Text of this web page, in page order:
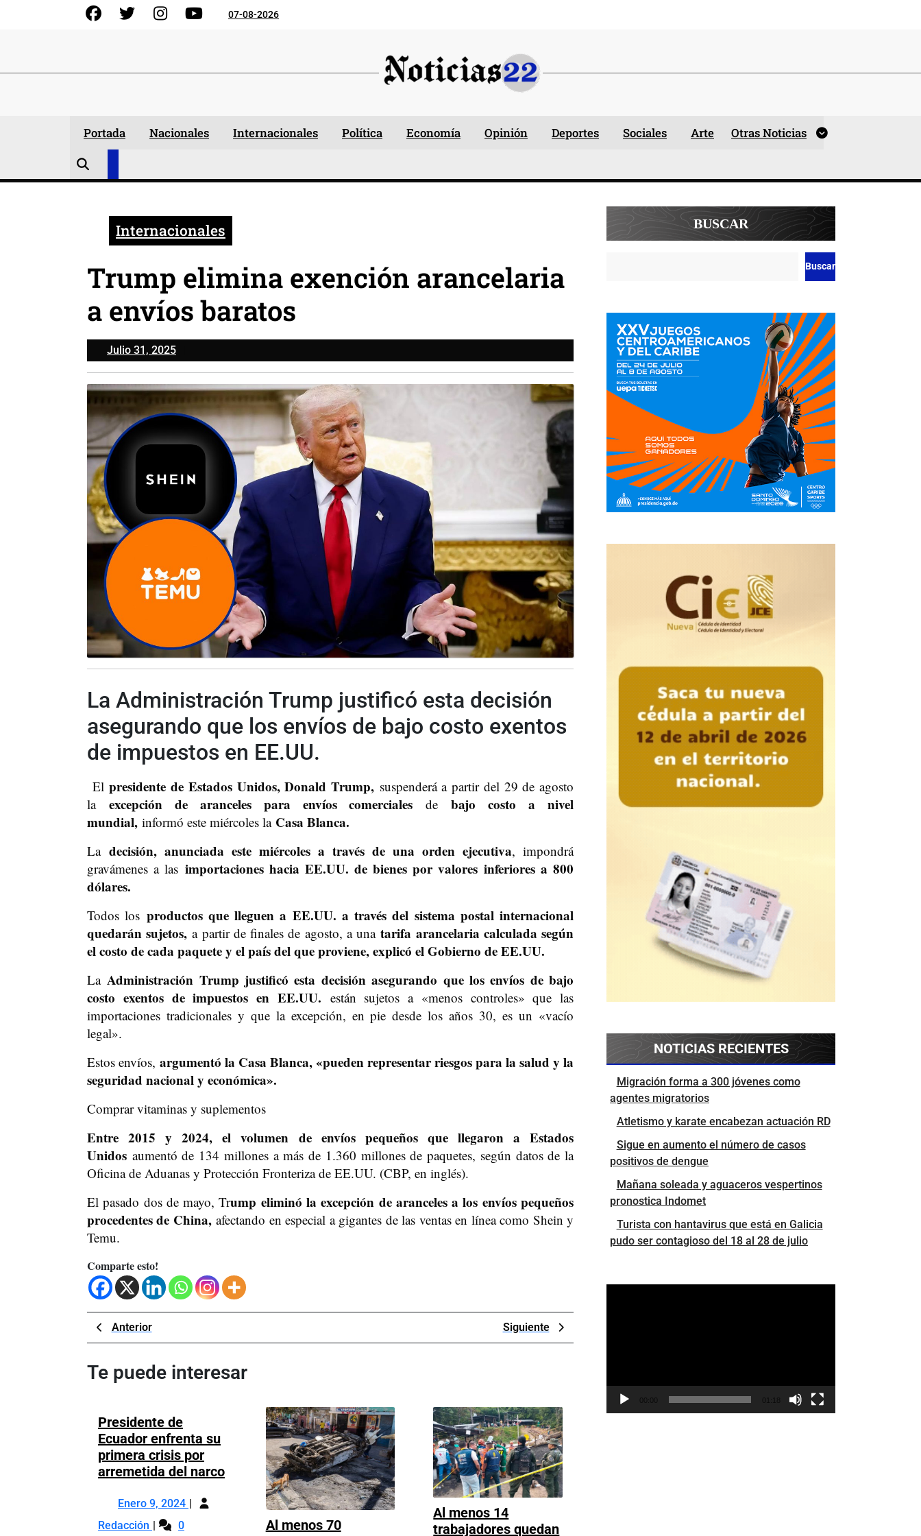
FacebookGorjeo InstagramYouTube07-08-2026
Portada Nacionales Internacionales Política Economía Opinión Deportes Sociales Arte Otras Noticias
Internacionales
Trump elimina exención arancelaria
a envíos baratos
Julio 31, 2025Julio
31,
2025
La Administración Trump justificó esta decisión
asegurando que los envíos de bajo costo exentos
de impuestos en EE.UU.
Elpresidente de Estados Unidos, Donald Trump, suspenderá a partir del 29 de agosto
la excepción de aranceles para envíos comerciales debajo costo a nivel
mundial, informó este miércoles la Casa Blanca.
La decisión, anunciada este miércoles a través de una orden ejecutiva, impondrá
gravámenes a las importaciones hacia EE.UU. de bienes por valores inferiores a 800
dólares.
Todos los productos que lleguen a EE.UU. a través del sistema postal internacional
quedarán sujetos, a partir de finales de agosto, a unatarifa arancelaria calculada según
el costo de cada paquete y el país del que proviene, explicó el Gobierno de EE.UU.
LaAdministración Trump justificó esta decisión asegurando que los envíos de bajo
costo exentos de impuestos en EE.UU. están sujetos a «menos controles» que las
importaciones tradicionales y que la excepción, en pie desde los años 30, es un «vacío
legal».
Estos envíos, argumentó la Casa Blanca, «pueden representar riesgos para la salud y la
seguridad nacional y económica».
Comprar vitaminas y suplementos
Entre 2015 y 2024, el volumen de envíos pequeños que llegaron a Estados
Unidos aumentó de 134 millones a más de 1.360 millones de paquetes, según datos de la
Oficina de Aduanas y Protección Fronteriza de EE.UU. (CBP, en inglés).
El pasado dos de mayo, Trump eliminó la excepción de aranceles a los envíos pequeños
procedentes de China,afectando en especial a gigantes de las ventas en línea como Shein y
Temu.
Comparte esto!
Navegación
de
entradas
AnteriorPrevious
Post
Siguiente
Post
Te puede interesar
Presidente de
Ecuador enfrenta su
primera crisis por
arremetida del narcoPresidente
Ecuador
enfrenta
Enero 9, 2024 Enero
Redacción Presidente
0
Al menos 70
Al menos 14
trabajadores quedan
BUSCAR
Buscar
NOTICIAS RECIENTES
Migración forma a 300 jóvenes como
agentes migratorios
Atletismo y karate encabezan actuación RD
Sigue en aumento el número de casos
positivos de dengue
Mañana soleada y aguaceros vespertinos
pronostica Indomet
Turista con hantavirus que está en Galicia
pudo ser contagioso del 18 al 28 de julio
00:00 01:18